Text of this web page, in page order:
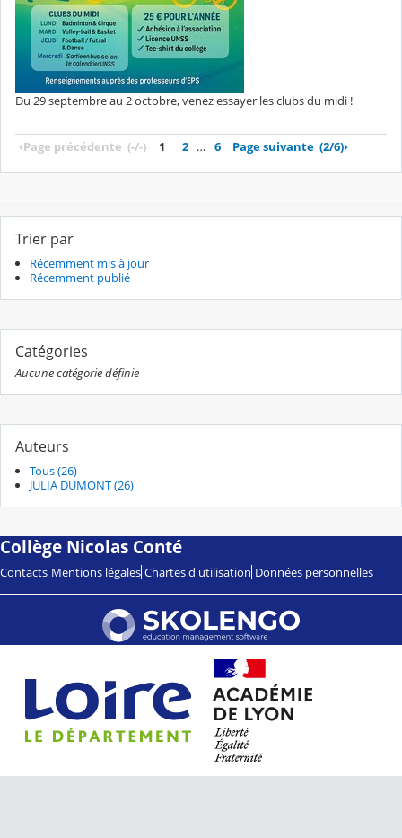
Du 29 septembre au 2 octobre, venez essayer les clubs du midi !
‹Page précédente (-/-) 1 2 … 6 Page suivante (2/6)›
Trier par
Récemment mis à jour
Récemment publié
Catégories
Aucune catégorie définie
Auteurs
Tous (26)
JULIA DUMONT (26)
Collège Nicolas Conté
Contacts Mentions légales Chartes d'utilisation Données personnelles